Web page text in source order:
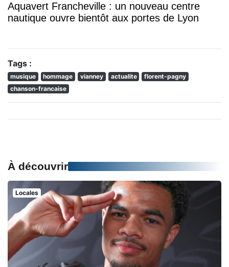
Aquavert Francheville : un nouveau centre
nautique ouvre bientôt aux portes de Lyon
Tags :
musique hommage vianney actualite
florent-pagny
chanson-francaise
À découvrir
Locales